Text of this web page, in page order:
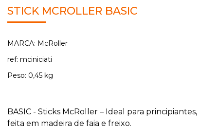
STICK MCROLLER BASIC
MARCA: McRoller
ref: mciniciati
Peso: 0,45 kg
BASIC - Sticks McRoller – Ideal para principiantes,
feita em madeira de faia e freixo.